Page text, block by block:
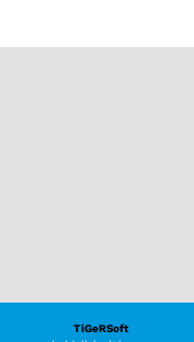
TiGeRSoft